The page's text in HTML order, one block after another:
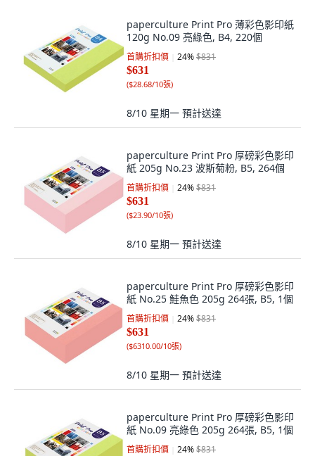
paperculture Print Pro 薄彩色影印紙
120g No.09 亮綠色, B4, 220個
首購折扣價 24%$831
$631
($28.68/10張)
8/10 星期一 預計送達
paperculture Print Pro 厚磅彩色影印
紙 205g No.23 波斯菊粉, B5, 264個
首購折扣價 24%$831
$631
($23.90/10張)
8/10 星期一 預計送達
paperculture Print Pro 厚磅彩色影印
紙 No.25 鮭魚色 205g 264張, B5, 1個
首購折扣價 24%$831
$631
($6310.00/10張)
8/10 星期一 預計送達
paperculture Print Pro 厚磅彩色影印
紙 No.09 亮綠色 205g 264張, B5, 1個
首購折扣價 24%$831